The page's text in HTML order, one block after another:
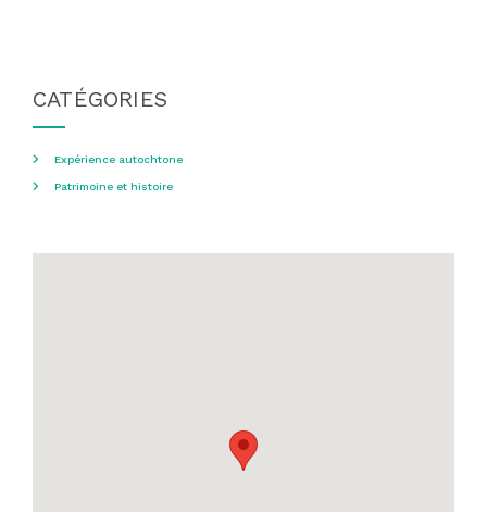
CATÉGORIES
Expérience autochtone
Patrimoine et histoire